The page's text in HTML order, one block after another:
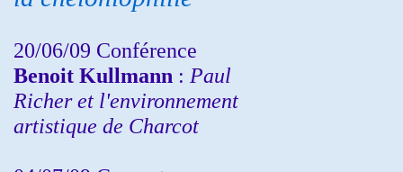
20/06/09 Conférence
Benoit Kullmann : Paul
Richer et l'environnement
artistique de Charcot